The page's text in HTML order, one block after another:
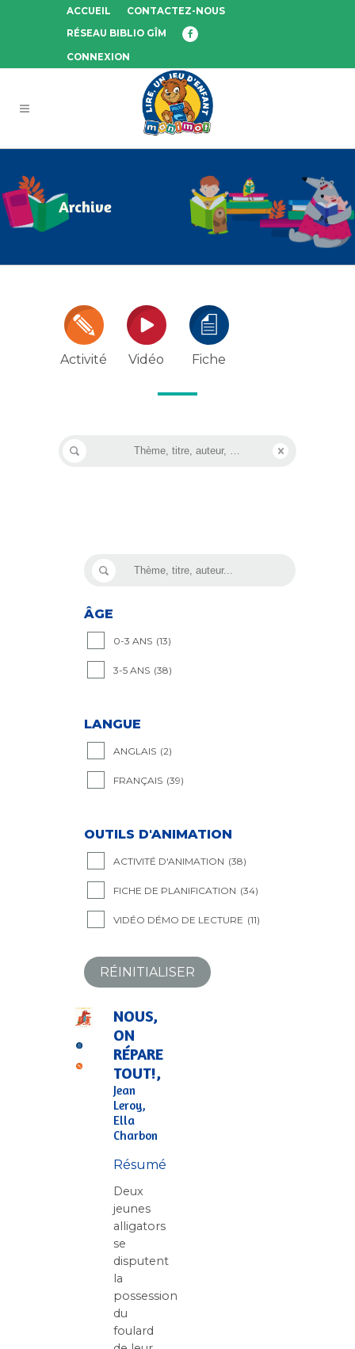
ACCUEIL
CONTACTEZ-NOUS
RÉSEAU BIBLIO GÎM
CONNEXION
Archive
Activité Vidéo Fiche
ÂGE
0-3 ANS (13)
3-5 ANS (38)
LANGUE
ANGLAIS (2)
FRANÇAIS (39)
OUTILS D'ANIMATION
ACTIVITÉ D'ANIMATION (38)
FICHE DE PLANIFICATION (34)
VIDÉO DÉMO DE LECTURE (11)
RÉINITIALISER
NOUS,
ON
RÉPARE
TOUT!,
Jean
Leroy,
Ella
Charbon
Résumé
Deux
jeunes
alligators
se
disputent
la
possession
du
foulard